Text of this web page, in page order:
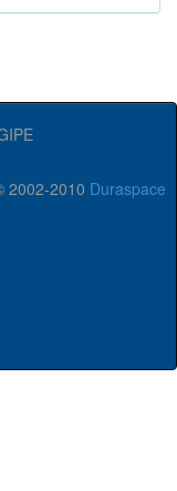
2002-2010 Duraspace